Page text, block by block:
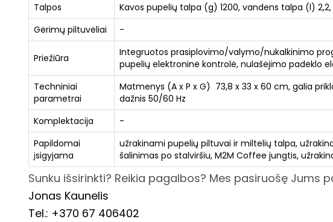
Talpos
Kavos pupelių talpa (g) 1200, vandens talpa (l)
Gėrimų piltuvėliai
-
Priežiūra
Integruotos prasiplovimo/valymo/nukalkinimo
pupelių elektroninė kontrolė, nulašėjimo padėklo
Techniniai
parametrai
Matmenys (A x P x G) 73,8 x 33 x 60 cm, galia
dažnis 50/60 Hz
Komplektacija
-
Papildomai
įsigyjama
užrakinami pupelių piltuvai ir miltelių talpa,
šalinimas po stalviršiu, M2M Coffee jungtis,
Sunku išsirinkti? Reikia pagalbos? Mes pasiruošę Jums
Jonas Kaunelis
Tel.: +370 67 406402